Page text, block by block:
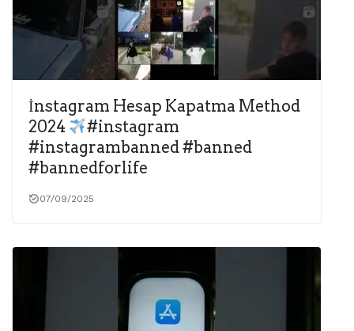
İnstagram Hesap Kapatma Method
2024
#instagram
#instagrambanned #banned
#bannedforlife
07/09/2025